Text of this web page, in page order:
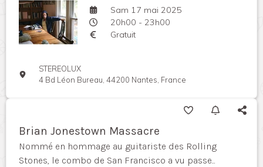
Sam 17 mai 2025
20h00 - 23h00
Gratuit
STEREOLUX
4 Bd Léon Bureau, 44200 Nantes, France
Brian Jonestown Massacre
Nommé en hommage au guitariste des Rolling
Stones, le combo de San Francisco a vu passe...